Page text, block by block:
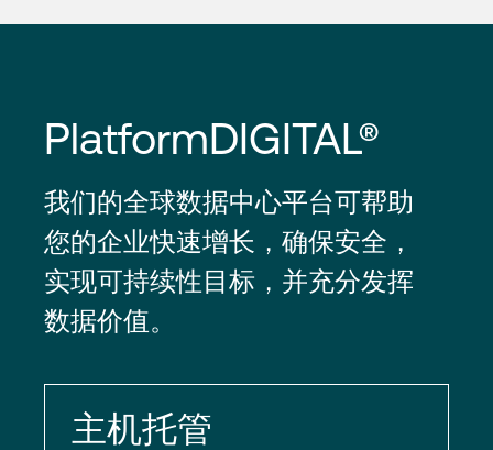
PlatformDIGITAL®
我们的全球数据中心平台可帮助
您的企业快速增长，确保安全，
实现可持续性目标，并充分发挥
数据价值。
主机托管